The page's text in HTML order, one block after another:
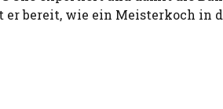
bereit, wie ein Meisterkoch in